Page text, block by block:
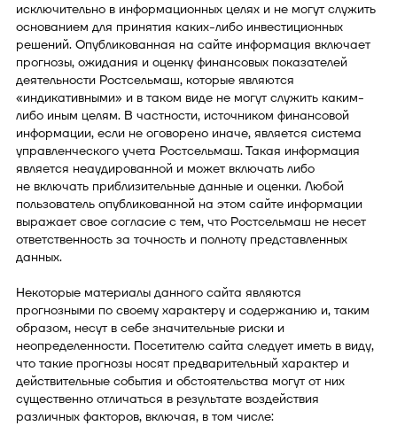
исключительно в информационных целях и не могут служить
основанием для принятия каких-либо инвестиционных
решений. Опубликованная на сайте информация включает
прогнозы, ожидания и оценку финансовых показателей
деятельности Ростсельмаш, которые являются
«индикативными» и в таком виде не могут служить каким-
либо иным целям. В частности, источником финансовой
информации, если не оговорено иначе, является система
управленческого учета Ростсельмаш. Такая информация
является неаудированной и может включать либо
не включать приблизительные данные и оценки. Любой
пользователь опубликованной на этом сайте информации
выражает свое согласие с тем, что Ростсельмаш не несет
ответственность за точность и полноту представленных
данных.
Некоторые материалы данного сайта являются
прогнозными по своему характеру и содержанию и, таким
образом, несут в себе значительные риски и
неопределенности. Посетителю сайта следует иметь в виду,
что такие прогнозы носят предварительный характер и
действительные события и обстоятельства могут от них
существенно отличаться в результате воздействия
различных факторов, включая, в том числе: